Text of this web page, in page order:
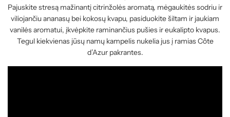
Pajuskite stresą mažinantį citrinžolės aromatą, mėgaukitės sodriu ir
viliojančiu ananasų bei kokosų kvapu, pasiduokite šiltam ir jaukiam
vanilės aromatui, įkvėpkite raminančius pušies ir eukalipto kvapus.
Tegul kiekvienas jūsų namų kampelis nukelia jus į ramias Côte
d’Azur pakrantes.